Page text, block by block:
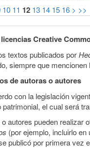
10 11 12 13 14 15 16 > >>
Creative
textos publicados por
siempre que
de autoras o autores
con la legislación
patrimonial, el cual será
autores pueden realizar
(por ejemplo, incluirlo
publicó por primera vez